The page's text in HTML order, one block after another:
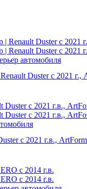
автомобиля
Duster с 2021 г.,
с 2021 г.в., ArtForm